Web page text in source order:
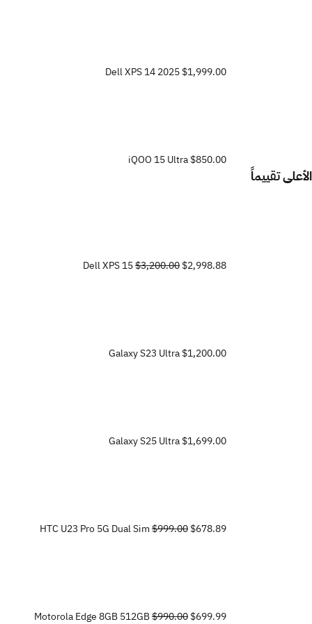
Dell XPS 14 2025$1,999.00
iQOO 15 Ultra$850.00
الأعلى تقييماً
Dell XPS 15$3,200.00$2,998.88
Galaxy S23 Ultra$1,200.00
Galaxy S25 Ultra$1,699.00
HTC U23 Pro 5G Dual Sim$999.00$678.89
Motorola Edge 8GB 512GB$990.00$699.99